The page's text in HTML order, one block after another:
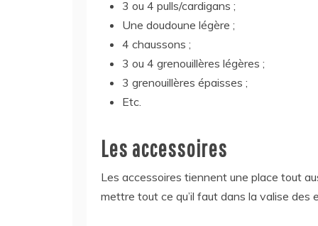
3 ou 4 pulls/cardigans ;
Une doudoune légère ;
4 chaussons ;
3 ou 4 grenouillères légères ;
3 grenouillères épaisses ;
Etc.
Les accessoires
Les accessoires tiennent une place tout
mettre tout ce qu’il faut dans la valise des